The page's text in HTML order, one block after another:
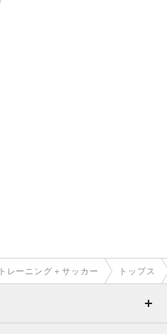
トレーニング＋サッカー トップス